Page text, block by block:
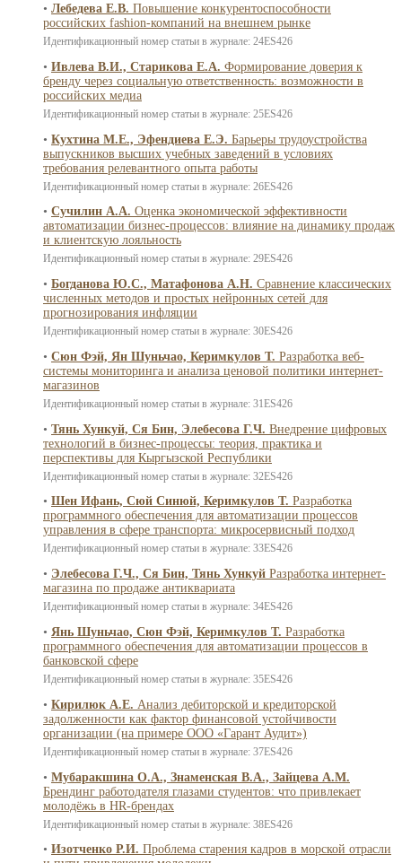
• Лебедева Е.В. Повышение конкурентоспособности
российских fashion-компаний на внешнем рынке
Идентификационный номер статьи в журнале: 24ES426
• Ивлева В.И., Старикова Е.А. Формирование доверия к
бренду через социальную ответственность: возможности в
российских медиа
Идентификационный номер статьи в журнале: 25ES426
• Кухтина М.Е., Эфендиева Е.Э. Барьеры трудоустройства
выпускников высших учебных заведений в условиях
требования релевантного опыта работы
Идентификационный номер статьи в журнале: 26ES426
• Сучилин А.А. Оценка экономической эффективности
автоматизации бизнес-процессов: влияние на динамику продаж
и клиентскую лояльность
Идентификационный номер статьи в журнале: 29ES426
• Богданова Ю.С., Матафонова А.Н. Сравнение классических
численных методов и простых нейронных сетей для
прогнозирования инфляции
Идентификационный номер статьи в журнале: 30ES426
• Сюн Фэй, Ян Шуньчао, Керимкулов Т. Разработка веб-
системы мониторинга и анализа ценовой политики интернет-
магазинов
Идентификационный номер статьи в журнале: 31ES426
• Тянь Хункуй, Ся Бин, Элебесова Г.Ч. Внедрение цифровых
технологий в бизнес-процессы: теория, практика и
перспективы для Кыргызской Республики
Идентификационный номер статьи в журнале: 32ES426
• Шен Ифань, Сюй Синюй, Керимкулов Т. Разработка
программного обеспечения для автоматизации процессов
управления в сфере транспорта: микросервисный подход
Идентификационный номер статьи в журнале: 33ES426
• Элебесова Г.Ч., Ся Бин, Тянь Хункуй Разработка интернет-
магазина по продаже антиквариата
Идентификационный номер статьи в журнале: 34ES426
• Янь Шуньчао, Сюн Фэй, Керимкулов Т. Разработка
программного обеспечения для автоматизации процессов в
банковской сфере
Идентификационный номер статьи в журнале: 35ES426
• Кирилюк А.Е. Анализ дебиторской и кредиторской
задолженности как фактор финансовой устойчивости
организации (на примере ООО «Гарант Аудит»)
Идентификационный номер статьи в журнале: 37ES426
• Мубаракшина О.А., Знаменская В.А., Зайцева А.М.
Брендинг работодателя глазами студентов: что привлекает
молодёжь в HR-брендах
Идентификационный номер статьи в журнале: 38ES426
• Изотченко Р.И. Проблема старения кадров в морской отрасли